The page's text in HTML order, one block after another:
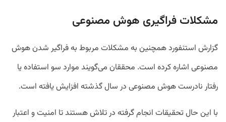
مشکلات فراگیری هوش مصنوعی
گزارش استنفورد همچنین به مشکلات مربوط به فراگیر شدن هوش
مصنوعی اشاره کرده است. محققان می‌گویند موارد سو استفاده یا
رفتار نادرست هوش مصنوعی در سال گذشته افزایش یافته است.
با این حال تحقیقات انجام گرفته در تلاش هستند تا امنیت و اعتبار